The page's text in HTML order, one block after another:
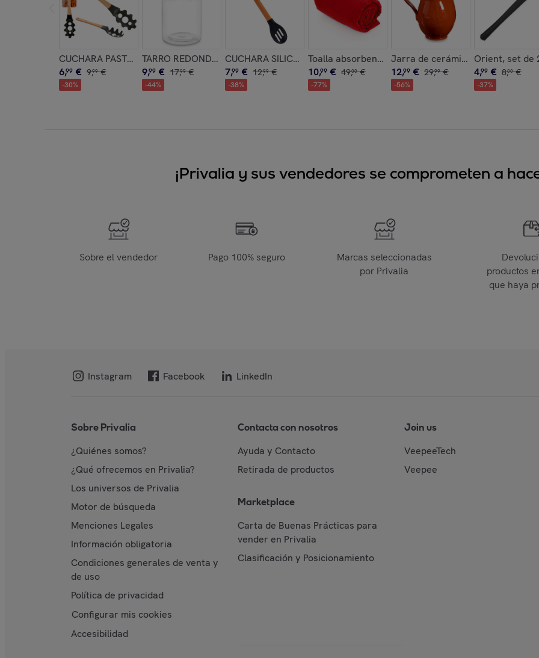
CUCHARA PASTA SURT COLOR aleatorio
6,99 € 9,99 €
-30%
TARRO REDONDO LISO TAPA CRISTAL 900ML
9,99 € 17,99 €
-44%
CUCHARA SILICONA MANGO MADERA DE HAYA 30,5CM
7,99 € 12,99 €
-38%
Toalla absorbente Yarg 138x72 cm.
10,99 € 49,00 €
-77%
Jarra de cerámica refractaria de
12,99 € 29,99 €
-56%
Orient, set de
4,99 € 8,00 €
-37%
¡Privalia y sus vendedores se comprometen a
Sobre el vendedor Pago 100% seguro
Marcas seleccionadas
por Privalia
productos
que haya
Instagram Facebook LinkedIn
Sobre Privalia
¿Quiénes somos?
¿Qué ofrecemos en Privalia?
Los universos de Privalia
Motor de búsqueda
Menciones Legales
Información obligatoria
Condiciones generales de venta y
de uso
Política de privacidad
Configurar mis cookies
Accesibilidad
Contacta con nosotros
Ayuda y Contacto
Retirada de productos
Marketplace
Carta de Buenas Prácticas para
vender en Privalia
Clasificación y Posicionamiento
Join us
VeepeeTech
Veepee